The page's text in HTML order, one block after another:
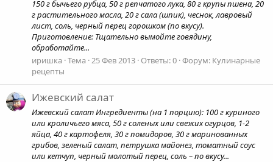
150 г бычьего рубца, 50 г репчатого лука, 80 г крупы пшена, 20
г растительного масла, 20 г сала (шпик), чеснок, лавровый
лист, соль, черный перец горошком (по вкусу).
Приготовление: Тщательно вымойте говядину,
обработайте...
иришка Тема 25 Фев 2013 Ответы: 0 Форум: Кулинарные
рецепты
Ижевский салат
Ижевский салат Ингредиенты (на 1 порцию): 100 г куриного
или кроличьего мяса, 50 г соленых или свежих огурцов, 1-2
яйца, 40 г картофеля, 30 г помидоров, 30 г маринованных
грибов, зеленый салат, петрушка майонез, томатный соус
или кетчуп, черный молотый перец, соль – по вкусу...